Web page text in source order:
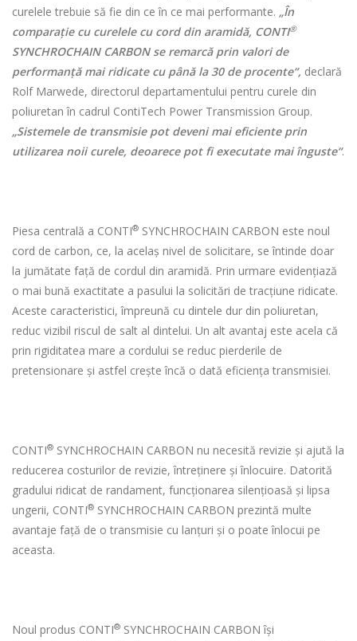
curelele trebuie să fie din ce în ce mai performante. „În
comparație cu curelele cu cord din aramidă, CONTI®
SYNCHROCHAIN CARBON se remarcă prin valori de
performanță mai ridicate cu până la 30 de procente“, declară
Rolf Marwede, directorul departamentului pentru curele din
poliuretan în cadrul ContiTech Power Transmission Group.
„Sistemele de transmisie pot deveni mai eficiente prin
utilizarea noii curele, deoarece pot fi executate mai înguste“.
Piesa centrală a CONTI® SYNCHROCHAIN CARBON este noul
cord de carbon, ce, la acelaş nivel de solicitare, se întinde doar
la jumătate față de cordul din aramidă. Prin urmare evidențiază
o mai bună exactitate a pasului la solicitări de tracțiune ridicate.
Aceste caracteristici, împreună cu dintele dur din poliuretan,
reduc vizibil riscul de salt al dintelui. Un alt avantaj este acela că
prin rigiditatea mare a cordului se reduc pierderile de
pretensionare și astfel crește încă o dată eficiența transmisiei.
CONTI® SYNCHROCHAIN CARBON nu necesită revizie și ajută la
reducerea costurilor de revizie, întreținere și înlocuire. Datorită
gradului ridicat de randament, funcţionarea silențioasă și lipsa
ungerii, CONTI® SYNCHROCHAIN CARBON prezintă multe
avantaje față de o transmisie cu lanțuri și o poate înlocui pe
aceasta.
Noul produs CONTI® SYNCHROCHAIN CARBON își